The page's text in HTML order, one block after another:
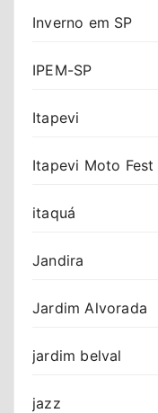
Inverno em SP
IPEM-SP
Itapevi
Itapevi Moto Fest
itaquá
Jandira
Jardim Alvorada
jardim belval
jazz